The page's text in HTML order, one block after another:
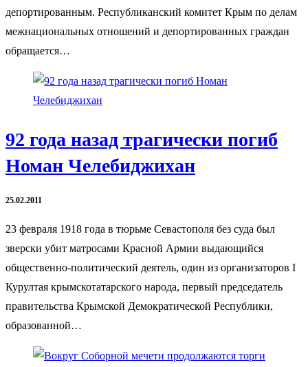
депортированным. Республиканский комитет Крым по делам
межнациональных отношений и депортированных граждан
обращается…
92 года назад трагически погиб
Номан Челебиджихан
25.02.2011
23 февраля 1918 года в тюрьме Севастополя без суда был
зверски убит матросами Красной Армии выдающийся
общественно-политический деятель, один из организаторов I
Курултая крымскотатарского народа, первый председатель
правительства Крымской Демократической Республики,
образованной…